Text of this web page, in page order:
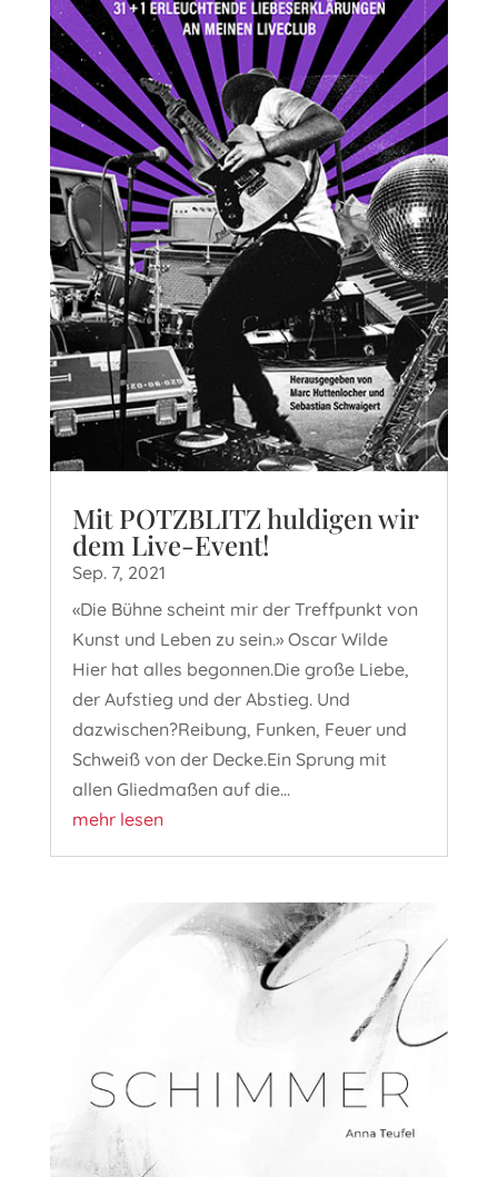
Mit POTZBLITZ huldigen wir
dem Live-Event!
Sep. 7, 2021
«Die Bühne scheint mir der Treffpunkt von
Kunst und Leben zu sein.» Oscar Wilde
Hier hat alles begonnen.Die große Liebe,
der Aufstieg und der Abstieg. Und
dazwischen?Reibung, Funken, Feuer und
Schweiß von der Decke.Ein Sprung mit
allen Gliedmaßen auf die...
mehr lesen